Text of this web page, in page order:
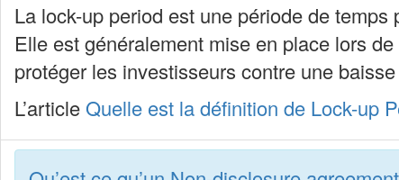
La lock-up period est une période de
Elle est généralement mise en place lors
protéger les investisseurs contre une
L’articleQuelle est la définition de Lock-up